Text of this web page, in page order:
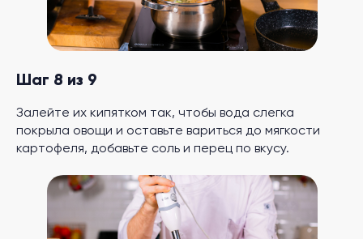
Шаг 8 из 9
Залейте их кипятком так, чтобы вода слегка
покрыла овощи и оставьте вариться до мягкости
картофеля, добавьте соль и перец по вкусу.